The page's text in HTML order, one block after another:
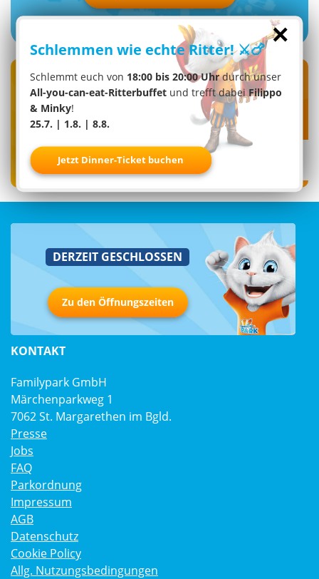
Folge uns auf
Social Media!
DERZEIT GESCHLOSSEN
Zu den Öffnungszeiten
KONTAKT
Familypark GmbH
Märchenparkweg 1
7062 St. Margarethen im Bgld.
Presse
Jobs
FAQ
Parkordnung
Impressum
AGB
Datenschutz
Cookie Policy
Allg. Nutzungsbedingungen
×
Schlemmen wie echte Ritter! ⚔️🍗
Schlemmt euch von 18:00 bis 20:00 Uhrdurch unser
All-you-can-eat-Ritterbuffet und trefft dabeiFilippo
& Minky!
25.7. | 1.8. | 8.8.
Jetzt Dinner-Ticket buchen